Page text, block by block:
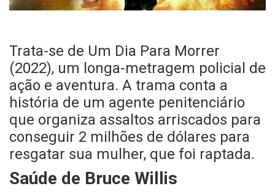
Trata-se de Um Dia Para Morrer
(2022), um longa-metragem policial de
ação e aventura. A trama conta a
história de um agente penitenciário
que organiza assaltos arriscados para
conseguir 2 milhões de dólares para
resgatar sua mulher, que foi raptada.
Saúde de Bruce Willis